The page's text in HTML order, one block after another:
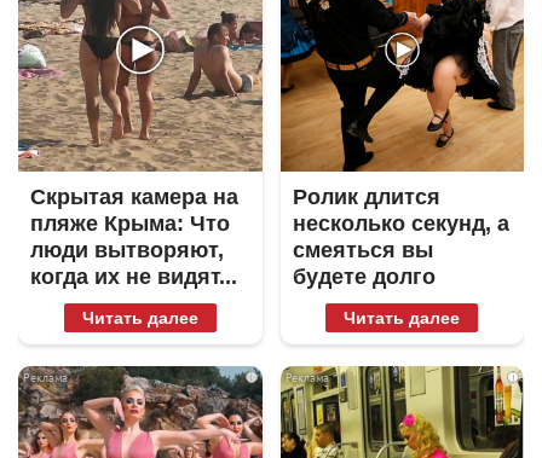
Скрытая камера на
пляже Крыма: Что
люди вытворяют,
когда их не видят...
Читать далее
Ролик длится
несколько секунд, а
смеяться вы
будете долго
Читать далее
i i